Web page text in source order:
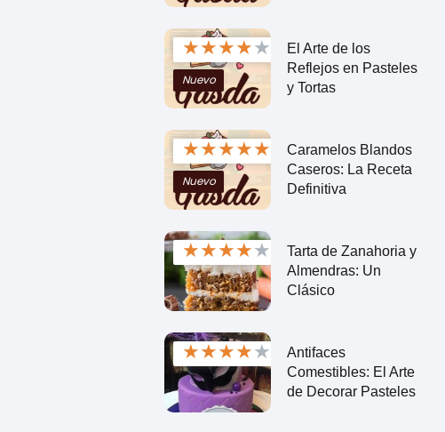
★★★★★
Nuevo
El Arte de los
Reflejos en Pasteles
y Tortas
★★★★★
Nuevo
Caramelos Blandos
Caseros: La Receta
Definitiva
★★★★★
Tarta de Zanahoria y
Almendras: Un
Clásico
★★★★★
Antifaces
Comestibles: El Arte
de Decorar Pasteles